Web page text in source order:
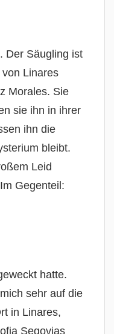
Der Säugling ist
Linares
Morales. Sie
sie ihn in ihrer
ihn die
bleibt.
Leid
Gegenteil:
hatte.
sehr auf die
in Linares,
Segovias